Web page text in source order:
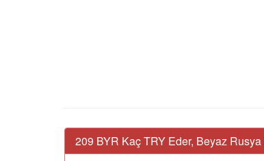
209 BYR Kaç TRY Eder, Beyaz